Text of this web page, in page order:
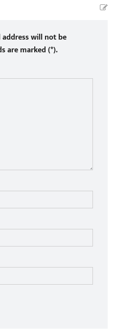
address will not be
are marked (*).